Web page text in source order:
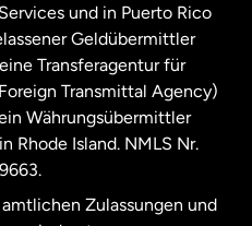
und in Puerto Rico
Geldübermittler
Transferagentur für
Transmittal Agency)
Währungsübermittler
Rhode Island. NMLS Nr.
Zulassungen und